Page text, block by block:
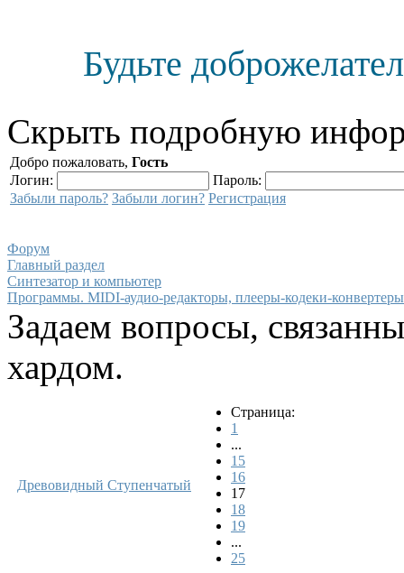
Будьте
Скрыть подробную
Добро пожаловать, Гость
Логин:
Пароль:
Забыли пароль? Забыли логин? Регистрация
Форум
Главный раздел
Синтезатор и компьютер
Программы. MIDI-аудио-редакторы, плееры-кодеки-
Задаем вопросы,
хардом.
Древовидный Ступенчатый
Страница:
1
...
15
16
17
18
19
...
25